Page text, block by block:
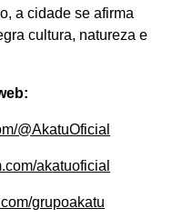
a cidade se afirma
cultura, natureza e
@AkatuOficial
akatuoficial
grupoakatu